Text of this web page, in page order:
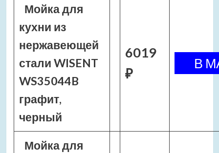
Мойка для
кухни из
нержавеющей
стали WISENT
WS35044B
графит,
черный
6019
₽
Мойка для